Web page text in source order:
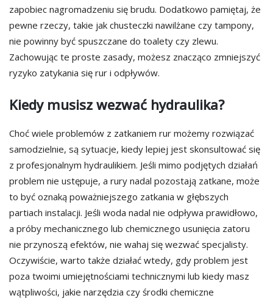
zapobiec nagromadzeniu się brudu. Dodatkowo pamiętaj, że
pewne rzeczy, takie jak chusteczki nawilżane czy tampony,
nie powinny być spuszczane do toalety czy zlewu.
Zachowując te proste zasady, możesz znacząco zmniejszyć
ryzyko zatykania się rur i odpływów.
Kiedy musisz wezwać hydraulika?
Choć wiele problemów z zatkaniem rur możemy rozwiązać
samodzielnie, są sytuacje, kiedy lepiej jest skonsultować się
z profesjonalnym hydraulikiem. Jeśli mimo podjętych działań
problem nie ustępuje, a rury nadal pozostają zatkane, może
to być oznaką poważniejszego zatkania w głębszych
partiach instalacji. Jeśli woda nadal nie odpływa prawidłowo,
a próby mechanicznego lub chemicznego usunięcia zatoru
nie przynoszą efektów, nie wahaj się wezwać specjalisty.
Oczywiście, warto także działać wtedy, gdy problem jest
poza twoimi umiejętnościami technicznymi lub kiedy masz
wątpliwości, jakie narzędzia czy środki chemiczne